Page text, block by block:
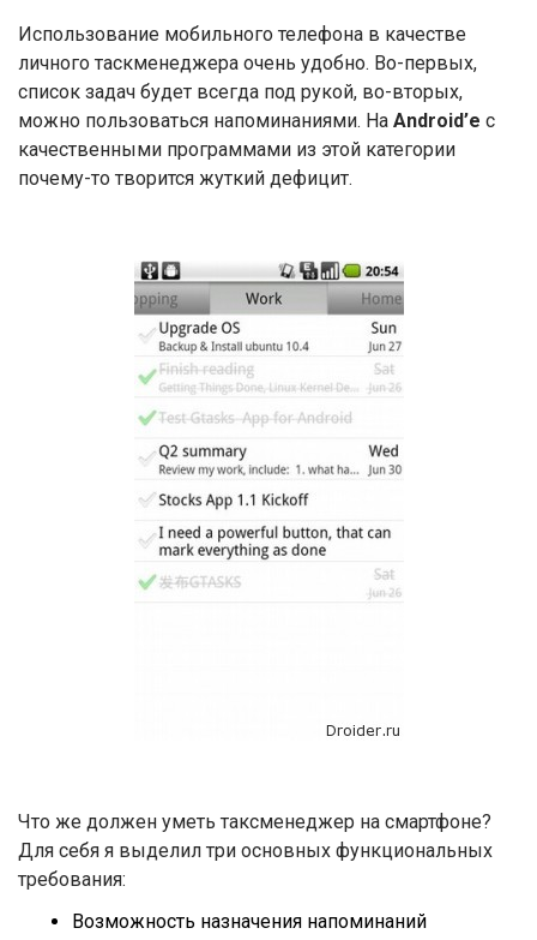
Использование мобильного телефона в качестве
личного таскменеджера очень удобно. Во-первых,
список задач будет всегда под рукой, во-вторых,
можно пользоваться напоминаниями. На Android’е с
качественными программами из этой категории
почему-то творится жуткий дефицит.
Что же должен уметь таксменеджер на смартфоне?
Для себя я выделил три основных функциональных
требования:
Возможность назначения напоминаний